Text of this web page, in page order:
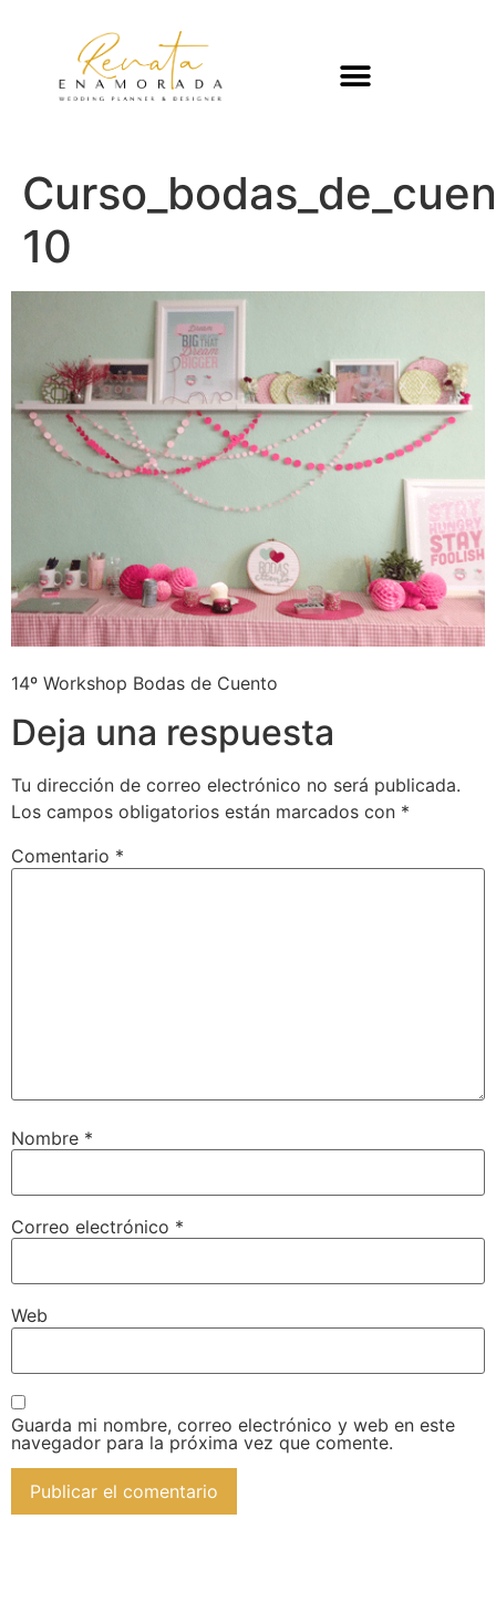
10
14º Workshop Bodas de Cuento
Deja una respuesta
Tu dirección de correo electrónico no será publicada.
Los campos obligatorios están marcados con *
Comentario *
Nombre *
Correo electrónico *
Web
Guarda mi nombre, correo electrónico y web en este
navegador para la próxima vez que comente.